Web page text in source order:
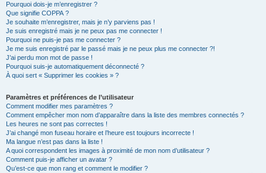
Pourquoi dois-je m’enregistrer ?
Que signifie COPPA ?
Je souhaite m’enregistrer, mais je n’y parviens pas !
Je suis enregistré mais je ne peux pas me connecter !
Pourquoi ne puis-je pas me connecter ?
Je me suis enregistré par le passé mais je ne peux plus me connecter ?!
J’ai perdu mon mot de passe !
Pourquoi suis-je automatiquement déconnecté ?
À quoi sert « Supprimer les cookies » ?
Paramètres et préférences de l’utilisateur
Comment modifier mes paramètres ?
Comment empêcher mon nom d’apparaître dans la liste des membres connectés ?
Les heures ne sont pas correctes !
J’ai changé mon fuseau horaire et l’heure est toujours incorrecte !
Ma langue n’est pas dans la liste !
A quoi correspondent les images à proximité de mon nom d’utilisateur ?
Comment puis-je afficher un avatar ?
Qu’est-ce que mon rang et comment le modifier ?